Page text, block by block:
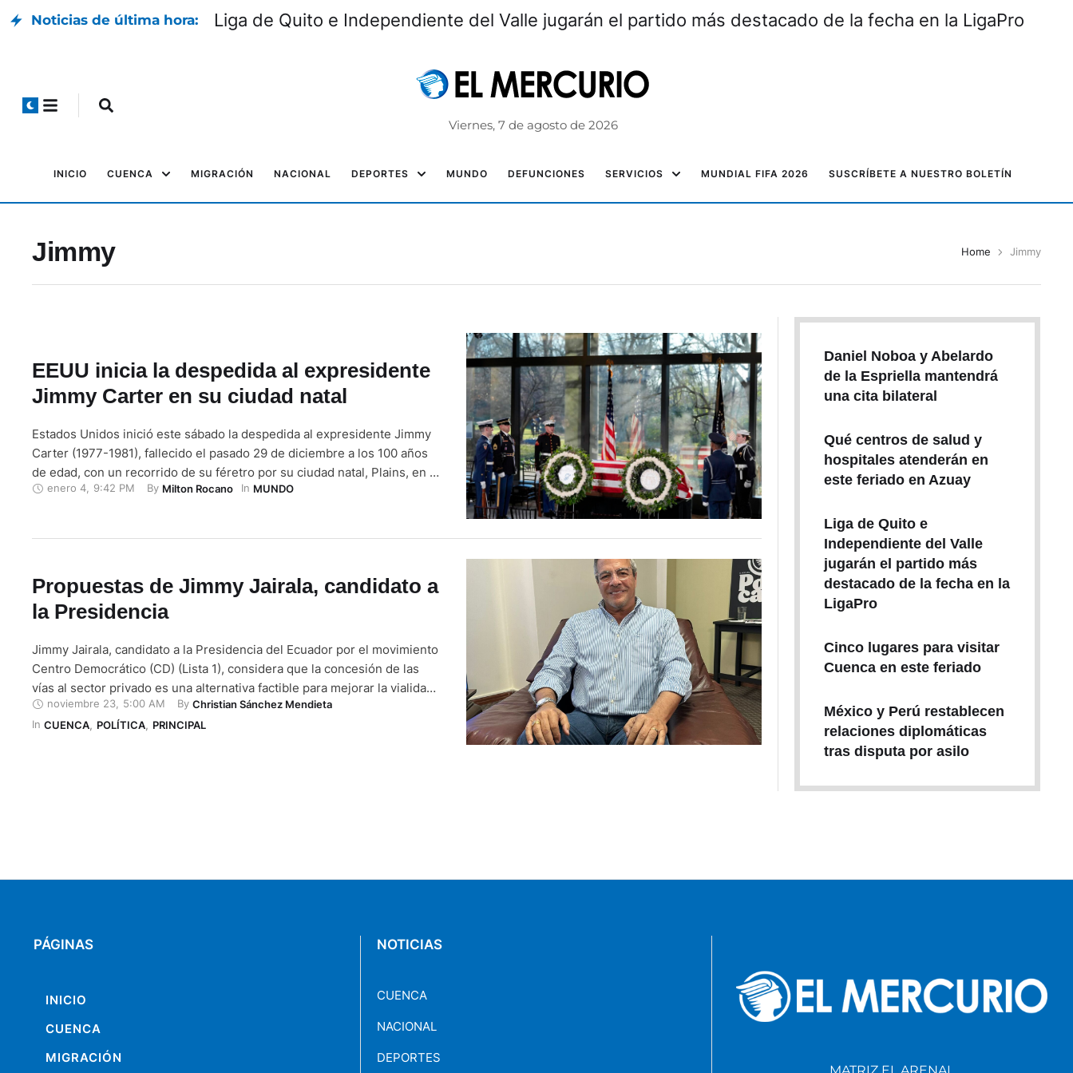
Noticias de última hora: Liga de Quito e Independiente del Valle jugarán el partido más destacado de la fecha en la LigaPro
Viernes, 7 de agosto de 2026
INICIO CUENCA MIGRACIÓN NACIONAL DEPORTES MUNDO DEFUNCIONES SERVICIOS MUNDIAL FIFA 2026 SUSCRÍBETE A NUESTRO BOLETÍN
Jimmy Home Jimmy
EEUU inicia la despedida al expresidente
Jimmy Carter en su ciudad natal
Estados Unidos inició este sábado la despedida al expresidente Jimmy
Carter (1977-1981), fallecido el pasado 29 de diciembre a los 100 años
de edad, con un recorrido de su féretro por su ciudad natal, Plains, en el
estado sureño de Georgia. Los honores al exmandatario demócrata se
enero 4 9:42 PM By Milton Rocano In MUNDO
Propuestas de Jimmy Jairala, candidato a
la Presidencia
Jimmy Jairala, candidato a la Presidencia del Ecuador por el movimiento
Centro Democrático (CD) (Lista 1), considera que la concesión de las
vías al sector privado es una alternativa factible para mejorar la vialidad
en Azuay. “Como voy a ser un presidente muy práctico, muy pragmático,
considero que hay cosas que tenemos que entender, si …
noviembre 23 5:00 AM By Christian Sánchez Mendieta
In CUENCA, POLÍTICA, PRINCIPAL
Daniel Noboa y Abelardo
de la Espriella mantendrá
una cita bilateral
Qué centros de salud y
hospitales atenderán en
este feriado en Azuay
Liga de Quito e
Independiente del Valle
jugarán el partido más
destacado de la fecha en la
LigaPro
Cinco lugares para visitar
Cuenca en este feriado
México y Perú restablecen
relaciones diplomáticas
tras disputa por asilo
PÁGINAS
INICIO
CUENCA
MIGRACIÓN
NOTICIAS
CUENCA
NACIONAL
DEPORTES